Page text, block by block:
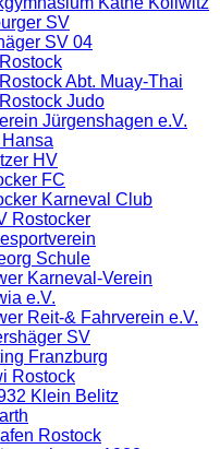
SV
SV 04
Abt. Muay-Thai
Judo
Jürgenshagen e.V.
HV
FC
Karneval Club
Rostocker
Schule
Karneval-Verein
e.V.
Reit-& Fahrverein e.V.
SV
Franzburg
Rostock
Klein Belitz
Rostock